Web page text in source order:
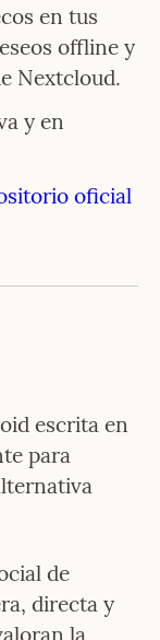
en tus
offline y
Nextcloud.
y en
oficial
para
de
directa y
la